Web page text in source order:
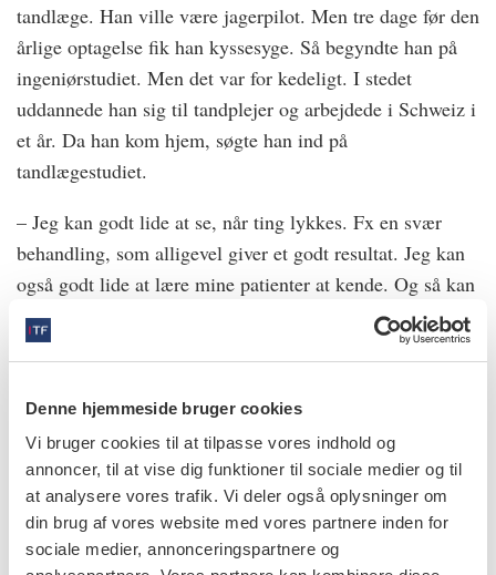
Denne hjemmeside bruger cookies
Vi bruger cookies til at tilpasse vores indhold og
annoncer, til at vise dig funktioner til sociale medier og til
at analysere vores trafik. Vi deler også oplysninger om
din brug af vores website med vores partnere inden for
sociale medier, annonceringspartnere og
tandlæge. Han ville være jagerpilot. Men tre dage før den
årlige optagelse fik han kyssesyge. Så begyndte han på
ingeniørstudiet. Men det var for kedeligt. I stedet
uddannede han sig til tandplejer og arbejdede i Schweiz i
et år. Da han kom hjem, søgte han ind på
tandlægestudiet.
– Jeg kan godt lide at se, når ting lykkes. Fx en svær
behandling, som alligevel giver et godt resultat. Jeg kan
også godt lide at lære mine patienter at kende. Og så kan
jeg bare godt lide at være i gang, siger Torben
Schønwaldt.
Han mener at have haft én sygedag i 30 år. Derhjemme
træet eller fejer indkørslen foran hjemmet i Vejle.
Spørger man Torben Schønwaldt, hvad der har formet
ham som menneske, fremhæver han især én episode. På